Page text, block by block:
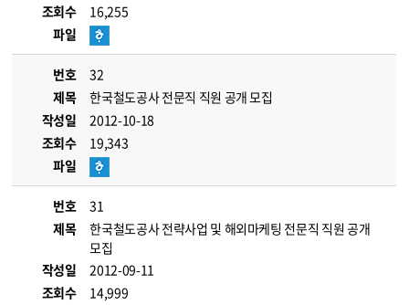
조회수
16,255
파일
번호
32
제목
한국철도공사 전문직 직원 공개 모집
작성일
2012-10-18
조회수
19,343
파일
번호
31
제목
한국철도공사 전략사업 및 해외마케팅 전문직 직원 공개
모집
작성일
2012-09-11
조회수
14,999